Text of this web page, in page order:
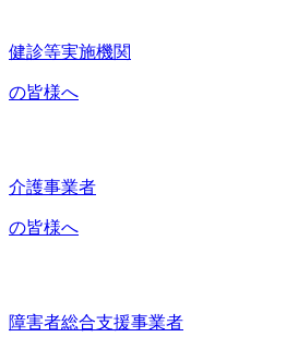
健診等実施機関
の皆様へ
介護事業者
の皆様へ
障害者総合支援事業者